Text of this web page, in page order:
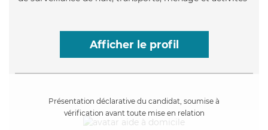
Afficher le profil
Présentation déclarative du candidat, soumise à
vérification avant toute mise en relation